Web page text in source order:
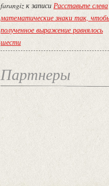
farangiz к записи Расставьте слева
математические знаки так,
полученное выражение равнялось
шести
Партнеры